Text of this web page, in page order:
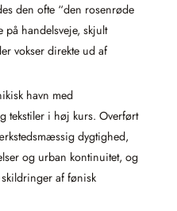
den ofte “den rosenrøde
på handelsveje, skjult
vokser direkte ud af
havn med
tekstiler i høj kurs. Overført
dygtighed,
og urban kontinuitet, og
af fønisk